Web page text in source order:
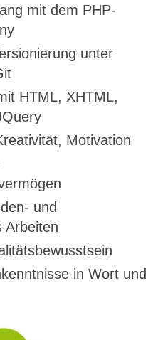
mit dem PHP-
unter
HTML, XHTML,
Motivation
und
Arbeiten
in Wort und